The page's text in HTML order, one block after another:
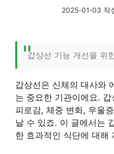
2025-01-03 작
갑상선 기능 개선을 위
갑상선은 신체의 대사와
는 중요한 기관이에요.
피로감, 체중 변화, 우울
날 수 있죠. 이 글에서는
한 효과적인 식단에 대해